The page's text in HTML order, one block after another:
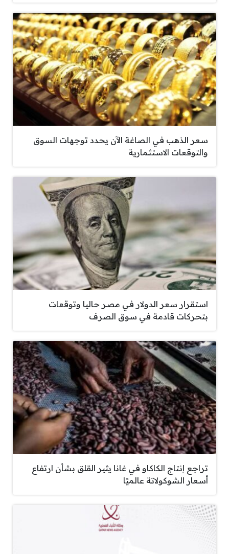
سعر الذهب في الصاغة الآن يحدد توجهات السوق
والتوقعات الاستثمارية
استقرار سعر الدولار في مصر حاليا وتوقعات
بتحركات قادمة في سوق الصرف
تراجع إنتاج الكاكاو في غانا يثير القلق بشأن ارتفاع
أسعار الشوكولاتة عالميًا